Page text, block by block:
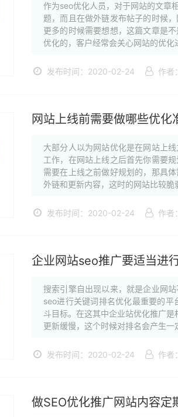
作为seo优化人员，对于网站的文章
题，而且在做外链发布帖子的时候
更多的时候需要想想，这篇文章是
优化的，客户经常会关心网站的优化
发布时间：2020-02-24 作者：
网站上线前需要做哪些优化
大部分人以为网站优化是在网站上
工作，在网站上线之后首先你需要
需要在上线之前做好规划的，那具
外链和更新内容，这时的网站比较脆
发布时间：2020-02-24 作者：
企业网站seo推广要适当进
搜索引擎自出现以来，就是企业网
seo进行关键词排名优化最重要的
斗目标。在这其中企业站优化推广
更新缓慢，这个时候对排名会产生一
发布时间：2020-02-24 作者：
做SEO优化推广网站内容定